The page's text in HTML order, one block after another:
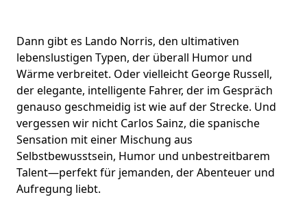
Dann gibt es Lando Norris, den ultimativen
lebenslustigen Typen, der überall Humor und
Wärme verbreitet. Oder vielleicht George Russell,
der elegante, intelligente Fahrer, der im Gespräch
genauso geschmeidig ist wie auf der Strecke. Und
vergessen wir nicht Carlos Sainz, die spanische
Sensation mit einer Mischung aus
Selbstbewusstsein, Humor und unbestreitbarem
Talent—perfekt für jemanden, der Abenteuer und
Aufregung liebt.